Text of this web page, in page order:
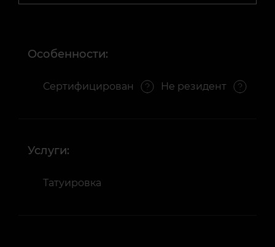
Особенности:
Сертифицирован Не резидент
Услуги:
Татуировка